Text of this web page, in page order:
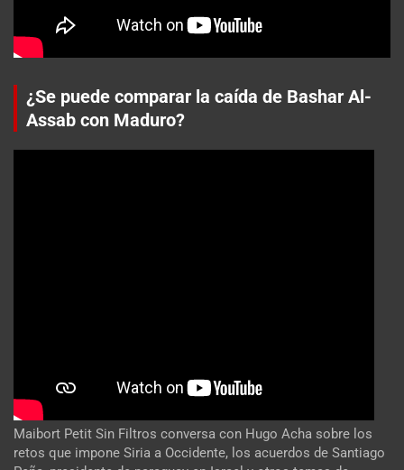
¿Se puede comparar la caída de Bashar Al-
Assab con Maduro?
Maibort Petit Sin Filtros conversa con Hugo Acha sobre los
retos que impone Siria a Occidente, los acuerdos de Santiago